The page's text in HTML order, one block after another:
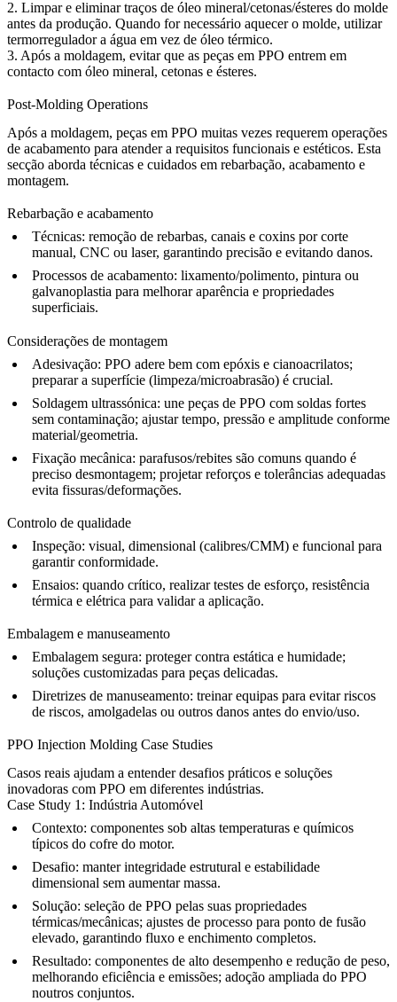
2. Limpar e eliminar traços de óleo mineral/cetonas/ésteres do molde
antes da produção. Quando for necessário aquecer o molde, utilizar
termorregulador a água em vez de óleo térmico.
3. Após a moldagem, evitar que as peças em PPO entrem em
contacto com óleo mineral, cetonas e ésteres.
Post-Molding Operations
Após a moldagem, peças em PPO muitas vezes requerem operações
de acabamento para atender a requisitos funcionais e estéticos. Esta
secção aborda técnicas e cuidados em rebarbação, acabamento e
montagem.
Rebarbação e acabamento
Técnicas: remoção de rebarbas, canais e coxins por corte
manual, CNC ou laser, garantindo precisão e evitando danos.
Processos de acabamento: lixamento/polimento, pintura ou
galvanoplastia para melhorar aparência e propriedades
superficiais.
Considerações de montagem
Adesivação: PPO adere bem com epóxis e cianoacrilatos;
preparar a superfície (limpeza/microabrasão) é crucial.
Soldagem ultrassónica: une peças de PPO com soldas fortes
sem contaminação; ajustar tempo, pressão e amplitude conforme
material/geometria.
Fixação mecânica: parafusos/rebites são comuns quando é
preciso desmontagem; projetar reforços e tolerâncias adequadas
evita fissuras/deformações.
Controlo de qualidade
Inspeção: visual, dimensional (calibres/CMM) e funcional para
garantir conformidade.
Ensaios: quando crítico, realizar testes de esforço, resistência
térmica e elétrica para validar a aplicação.
Embalagem e manuseamento
Embalagem segura: proteger contra estática e humidade;
soluções customizadas para peças delicadas.
Diretrizes de manuseamento: treinar equipas para evitar riscos
de riscos, amolgadelas ou outros danos antes do envio/uso.
PPO Injection Molding Case Studies
Casos reais ajudam a entender desafios práticos e soluções
inovadoras com PPO em diferentes indústrias.
Case Study 1: Indústria Automóvel
Contexto: componentes sob altas temperaturas e químicos
típicos do cofre do motor.
Desafio: manter integridade estrutural e estabilidade
dimensional sem aumentar massa.
Solução: seleção de PPO pelas suas propriedades
térmicas/mecânicas; ajustes de processo para ponto de fusão
elevado, garantindo fluxo e enchimento completos.
Resultado: componentes de alto desempenho e redução de peso,
melhorando eficiência e emissões; adoção ampliada do PPO
noutros conjuntos.